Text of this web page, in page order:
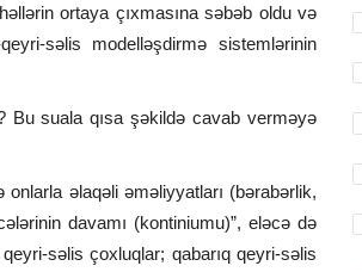
ortaya çıxmasına səbəb oldu və
səlis modelləşdirmə sistemlərinin
Bu suala qısa şəkildə cavab verməyə
əlaqəli əməliyyatları (bərabərlik,
davamı (kontiniumu)”, eləcə də
səlis çoxluqlar; qabarıq qeyri-səlis